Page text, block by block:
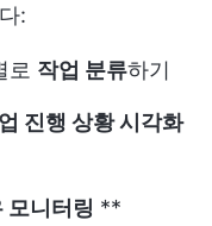
:
로 작업 분류하기
진행 상황 시각화
모니터링 **